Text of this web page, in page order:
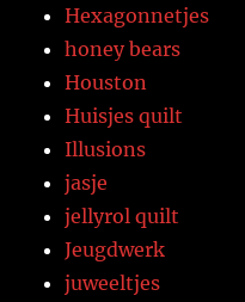
Hexagonnetjes
honey bears
Houston
Huisjes quilt
Illusions
jasje
jellyrol quilt
Jeugdwerk
juweeltjes